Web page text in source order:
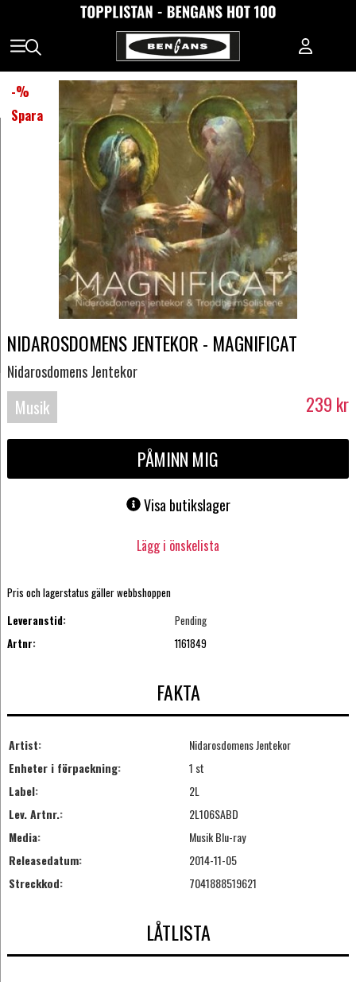
-%
Spara
NIDAROSDOMENS JENTEKOR - MAGNIFICAT
Nidarosdomens Jentekor
Musik
Blu-
239 kr
PÅMINN MIG
Visa butikslager
Lägg i önskelista
Pris och lagerstatus gäller webbshoppen
Leveranstid:
Pending
Artnr:
1161849
FAKTA
Artist:
Nidarosdomens Jentekor
Enheter i förpackning:
1 st
Label:
2L
Lev. Artnr.:
2L106SABD
Media:
Musik Blu-ray
Releasedatum:
2014-11-05
Streckkod:
7041888519621
LÅTLISTA